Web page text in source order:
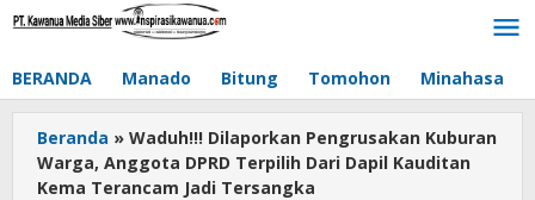
Lewati
BERANDA Manado Bitung Tomohon Minahasa
Beranda » Waduh!!! Dilaporkan Pengrusakan Kuburan
Warga, Anggota DPRD Terpilih Dari Dapil Kauditan
Kema Terancam Jadi Tersangka